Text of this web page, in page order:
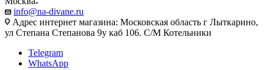
info@na-divane.ru
Адрес интернет магазина: Московская область г Лыткарино,
ул Степана Степанова 9у каб 106. С/М Котельники
Telegram
WhatsApp